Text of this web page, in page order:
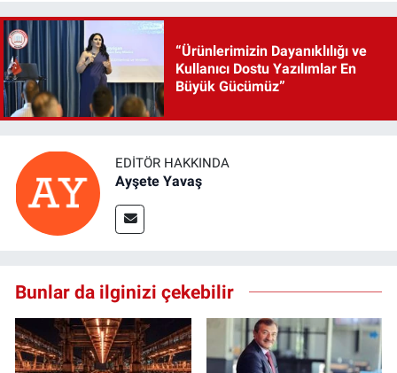
“Ürünlerimizin Dayanıklılığı ve
Kullanıcı Dostu Yazılımlar En
Büyük Gücümüz”
EDITÖR HAKKINDA
Ayşete Yavaş
Bunlar da ilginizi çekebilir